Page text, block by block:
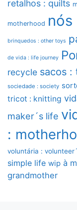
retalhos : quilts
motherhood nós
brinquedos : other toys
de vida : life journey
recycle sacos :
sociedade : society
tricot : knitting
maker´s life
:
voluntária :
simple life wip à
grandmother